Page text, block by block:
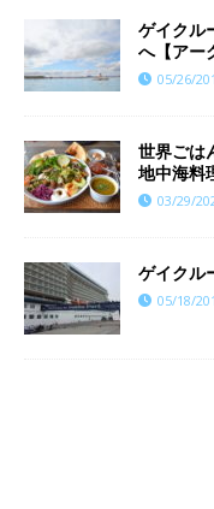
ゲイクル
へ【アー
05/26/
世界ごは
地中海料
03/29/
ゲイクル
05/18/